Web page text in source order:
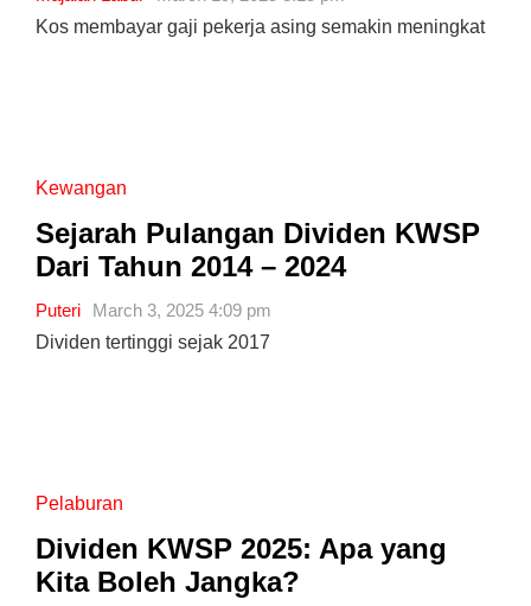
Kos membayar gaji pekerja asing semakin meningkat
Kewangan
Sejarah Pulangan Dividen KWSP
Dari Tahun 2014 – 2024
Puteri
March 3, 2025 4:09 pm
Dividen tertinggi sejak 2017
Pelaburan
Dividen KWSP 2025: Apa yang
Kita Boleh Jangka?